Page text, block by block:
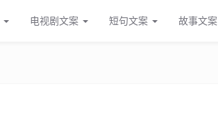
电视剧文案 短句文案 故事文案